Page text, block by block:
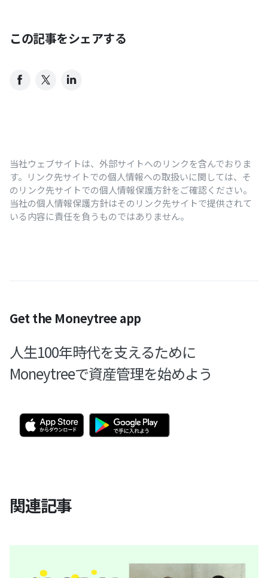
この記事をシェアする
当社ウェブサイトは、外部サイトへのリンクを含んでおりま
す。リンク先サイトでの個人情報への取扱いに関しては、そ
のリンク先サイトでの個人情報保護方針をご確認ください。
当社の個人情報保護方針はそのリンク先サイトで提供されて
いる内容に責任を負うものではありません。
Get the Moneytree app
人生100年時代を支えるために
Moneytreeで資産管理を始めよう
関連記事